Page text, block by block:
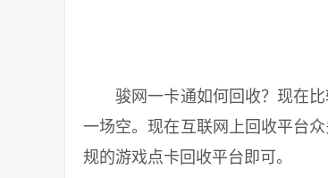
骏网一卡通如何回收？现在比
一场空。现在互联网上回收平台
规的游戏点卡回收平台即可。